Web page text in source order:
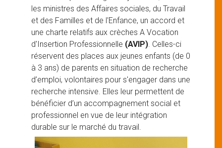
les ministres des Affaires sociales, du Travail
et des Familles et de l'Enfance, un accord et
une charte relatifs aux crèches A Vocation
d'Insertion Professionnelle (AVIP). Celles-ci
réservent des places aux jeunes enfants (de 0
à 3 ans) de parents en situation de recherche
d’emploi, volontaires pour s'engager dans une
recherche intensive. Elles leur permettent de
bénéficier d’un accompagnement social et
professionnel en vue de leur intégration
durable sur le marché du travail.